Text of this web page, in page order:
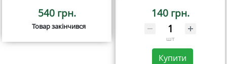
540 грн.
Товар закінчився
140 грн.
шт
Купити